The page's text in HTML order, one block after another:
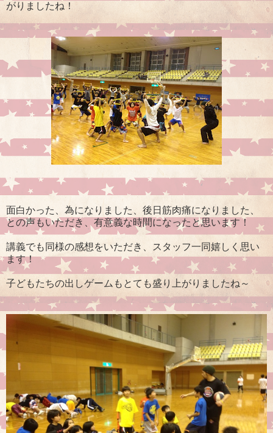
がりましたね！
面白かった、為になりました、後日筋肉痛になりました、
との声もいただき、有意義な時間になったと思います！
講義でも同様の感想をいただき、スタッフ一同嬉しく思い
ます！
子どもたちの出しゲームもとても盛り上がりましたね～